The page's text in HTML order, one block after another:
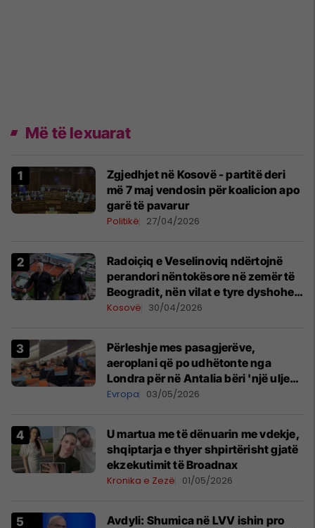
Më të lexuarat
Zgjedhjet në Kosovë - partitë deri
më 7 maj vendosin për koalicion apo
garë të pavarur
Politikë 27/04/2026
Radoiçiq e Veselinoviq ndërtojnë
perandori nëntokësore në zemër të
Beogradit, nën vilat e tyre dyshohet
se po bëjnë bunkerë
Kosovë 30/04/2026
Përleshje mes pasagjerëve,
aeroplani që po udhëtonte nga
Londra për në Antalia bëri 'një ulje
emergjente' në Prishtinë
Evropa 03/05/2026
U martua me të dënuarin me vdekje,
shqiptarja e thyer shpirtërisht gjatë
ekzekutimit të Broadnax
Kronika e Zezë 01/05/2026
Avdyli: Shumica në LVV ishin pro